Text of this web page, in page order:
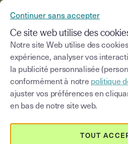
Blog
Choisir une catégorie
Continuer sans accepter
Ce site web utilise des
Notre site Web utilise des
expérience, analyser vos
la publicité personnalisée
conformément à notre politique
ajuster vos préférences en
en bas de notre site web.
TOUT